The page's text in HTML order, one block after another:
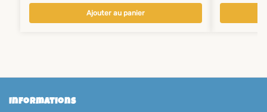
Ajouter au panier
Informations